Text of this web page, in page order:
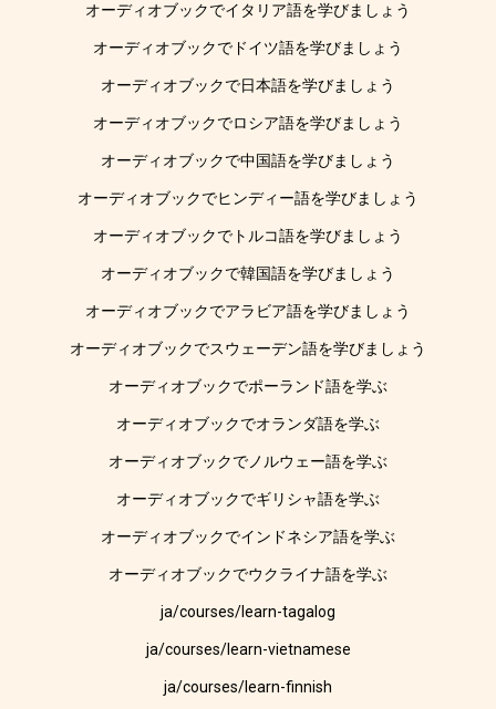
オーディオブックでイタリア語を学びましょう
オーディオブックでドイツ語を学びましょう
オーディオブックで日本語を学びましょう
オーディオブックでロシア語を学びましょう
オーディオブックで中国語を学びましょう
オーディオブックでヒンディー語を学びましょう
オーディオブックでトルコ語を学びましょう
オーディオブックで韓国語を学びましょう
オーディオブックでアラビア語を学びましょう
オーディオブックでスウェーデン語を学びましょう
オーディオブックでポーランド語を学ぶ
オーディオブックでオランダ語を学ぶ
オーディオブックでノルウェー語を学ぶ
オーディオブックでギリシャ語を学ぶ
オーディオブックでインドネシア語を学ぶ
オーディオブックでウクライナ語を学ぶ
ja/courses/learn-tagalog
ja/courses/learn-vietnamese
ja/courses/learn-finnish